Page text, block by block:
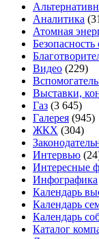
Аналитика
Атомная
Безопасность
Видео (229)
Выставки,
Газ (3 645)
Галерея (945)
ЖКХ (304)
Интервью
Интересные
Инфографика
Календарь
Календарь
Календарь
Каталог